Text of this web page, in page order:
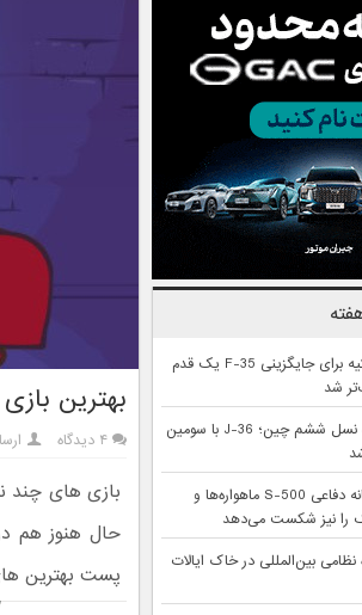
بهترین
۴ دیدگاه
بازی‌ های چند
حال هنوز هم
پست بهترین های آن برای
جنگنده بومی KAAN ترکیه برای جایگزینی F-35 یک قدم
شد
پیشرفت سریع جنگنده نسل ششم چین؛ J-36 با سومین
روسیه ادعا می‌کند سامانه دفاعی S-500 ماهواره‌ها و
را نیز شکست می‌دهد
بین‌المللی در خاک ایالات